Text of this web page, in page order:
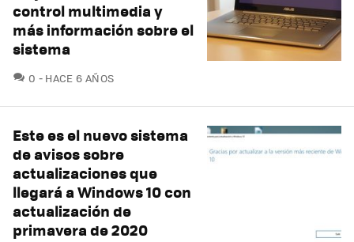
control multimedia y
más información sobre el
sistema
0 COMENTARIOS
HACE 6 AÑOS
Este es el nuevo sistema
de avisos sobre
actualizaciones que
llegará a Windows 10 con
actualización de
primavera de 2020